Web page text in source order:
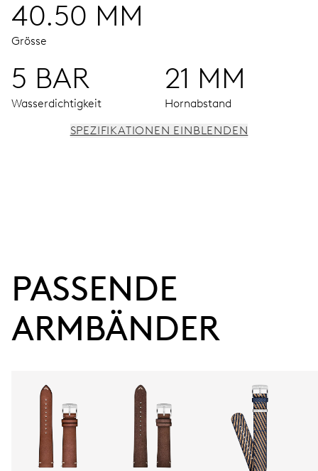
40.50 MM
Grösse
5 BAR
Wasserdichtigkeit
21 MM
Hornabstand
38 Std.
KALIBER
ABMESSUNGEN
SPEZIFIKATIONEN EINBLENDEN
PASSENDE
ARMBÄNDER